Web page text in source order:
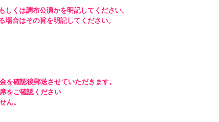
を確認後郵送させていただきます。
をご確認ください
ん。